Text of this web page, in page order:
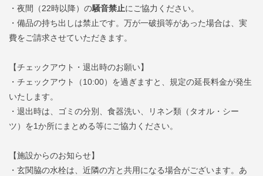
・夜間（22時以降）の騒音禁止にご協力ください。
・備品の持ち出しは禁止です。万が一破損等があった場合は、実
費をご請求させていただきます。
【チェックアウト・退出時のお願い】
・チェックアウト（10:00）を過ぎますと、規定の延長料金が発生
いたします。
・退出時は、ゴミの分別、食器洗い、リネン類（タオル・シー
ツ）を1か所にまとめる等にご協力ください。
【施設からのお知らせ】
・玄関脇の水栓は、近隣の方と共用になる場合がございます。あ